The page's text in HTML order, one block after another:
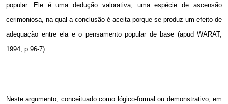
popular. Ele é uma dedução valorativa, uma espécie de ascensão
cerimoniosa, na qual a conclusão é aceita porque se produz um efeito de
adequação entre ela e o pensamento popular de base (apud WARAT,
1994, p.96-7)
Neste argumento, conceituado como lógico-formal ou demonstrativo, em